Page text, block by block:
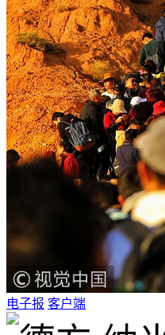
电子报 客户端